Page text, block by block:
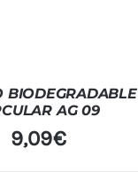
BIODEGRADABLE
AG 09
9,09€